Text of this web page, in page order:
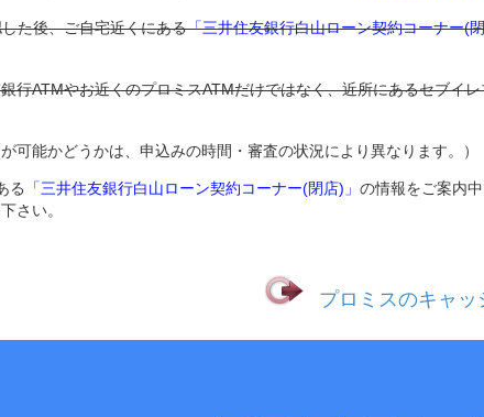
た後、ご自宅近くにある「三井住友銀行白山ローン契約コーナー(
行ATMやお近くのプロミスATMだけではなく、近所にあるセブ
可能かどうかは、申込みの時間・審査の状況により異なります。）
る 「三井住友銀行白山ローン契約コーナー(閉店)」 の情報をご案内中
さい。
プロミスのキャッ